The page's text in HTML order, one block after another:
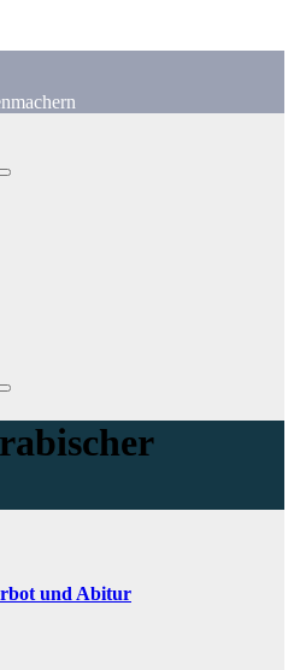
und Abitur